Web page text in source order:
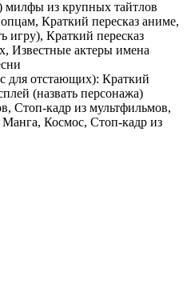
из крупных тайтлов
Краткий пересказ аниме,
игру), Краткий пересказ
Известные актеры имена
для отстающих): Краткий
(назвать персонажа)
Стоп-кадр из мультфильмов,
Космос, Стоп-кадр из